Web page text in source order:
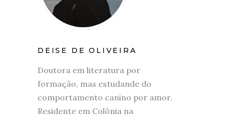
DEISE DE OLIVEIRA
Doutora em literatura por
formação, mas estudande do
comportamento canino por amor.
Residente em Colônia na